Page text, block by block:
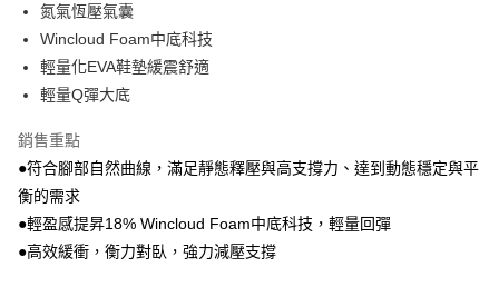
氮氣恆壓氣囊
Wincloud Foam中底科技
輕量化EVA鞋墊緩震舒適
輕量Q彈大底
銷售重點
●符合腳部自然曲線，滿足靜態釋壓與高支撐力、達到動態穩定與平
衡的需求
●輕盈感提昇18% Wincloud Foam中底科技，輕量回彈
●高效緩衝，衡力對臥，強力減壓支撐